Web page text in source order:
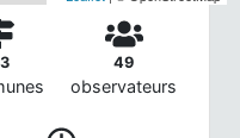
49
observateurs